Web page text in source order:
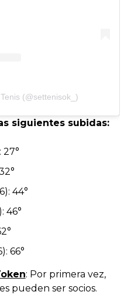
(@settenisok_)
siguientes subidas:
27°
44°
46°
66°
: Por primera vez,
pueden ser socios.